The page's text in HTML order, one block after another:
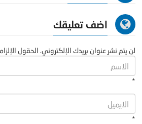
اضف تعليقك
لن يتم نشر عنوان بريدك الإلكتروني. الحقول
*
*